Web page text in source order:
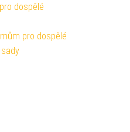
dospělé
pro dospělé